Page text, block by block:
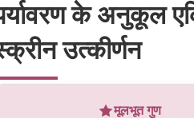
के अनुकूल
उत्कीर्णन
मूलभूत गुण